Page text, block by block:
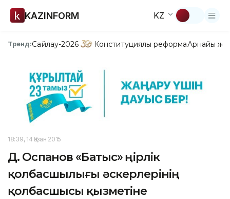
KAZINFORM KZ
Тренд:Сайлау-2026 Конституциялық реформаАрнайы
18:39, 14 Қазан 2015
Д. Оспанов «Батыс» өңірлік
қолбасшылығы әскерлерінің
қолбасшысы қызметіне